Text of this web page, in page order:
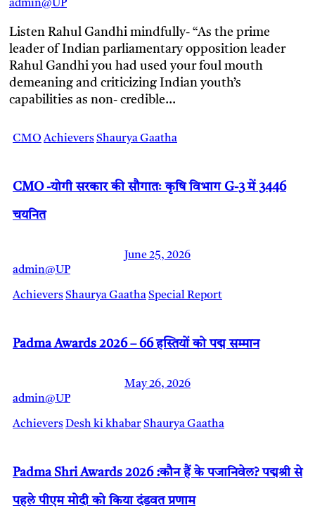
admin@UP
Listen Rahul Gandhi mindfully- “As the prime
leader of Indian parliamentary opposition leader
Rahul Gandhi you had used your foul mouth
demeaning and criticizing Indian youth’s
capabilities as non- credible…
CMO AchieversShaurya Gaatha
CMO -योगी सरकार की सौगातः कृषि विभाग G-3 में 3446
चयनित
June 25, 2026
admin@UP
AchieversShaurya GaathaSpecial Report
Padma Awards 2026 – 66 हस्तियों को पद्म सम्मान
May 26, 2026
admin@UP
AchieversDesh ki khabarShaurya Gaatha
Padma Shri Awards 2026 :कौन हैं के पजानिवेल? पद्मश्री से
पहले पीएम मोदी को किया दंडवत प्रणाम